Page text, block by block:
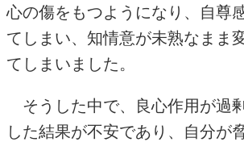
心の傷をもつようになり、自尊
てしまい、知情意が未熟なまま
てしまいました。
そうした中で、良心作用が過
した結果が不安であり、自分が